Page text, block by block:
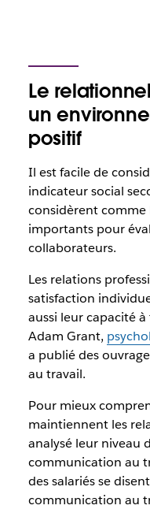
Le
un
positif
Il est facile de
indicateur social
considèrent comme
importants pour
collaborateurs.
Les relations
satisfaction
aussi leur capacité
Adam Grant, p
a publié des
au travail.
Pour mieux
maintiennent les
analysé leur niveau
communication au
des salariés se
communication au